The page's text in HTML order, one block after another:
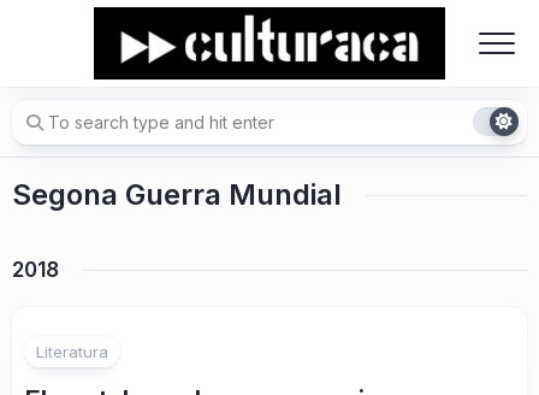
Segona Guerra Mundial
2018
Literatura